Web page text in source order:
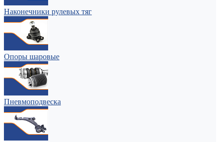
Наконечники рулевых тяг
Опоры шаровые
Пневмоподвеска